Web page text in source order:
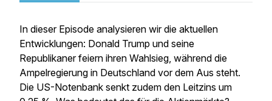
In dieser Episode analysieren wir die aktuellen
Entwicklungen: Donald Trump und seine
Republikaner feiern ihren Wahlsieg, während die
Ampelregierung in Deutschland vor dem Aus steht.
Die US-Notenbank senkt zudem den Leitzins um